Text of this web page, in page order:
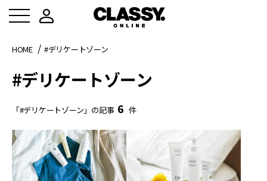
HOME #デリケートゾーン
#デリケートゾーン
「#デリケートゾーン」の記事 6 件